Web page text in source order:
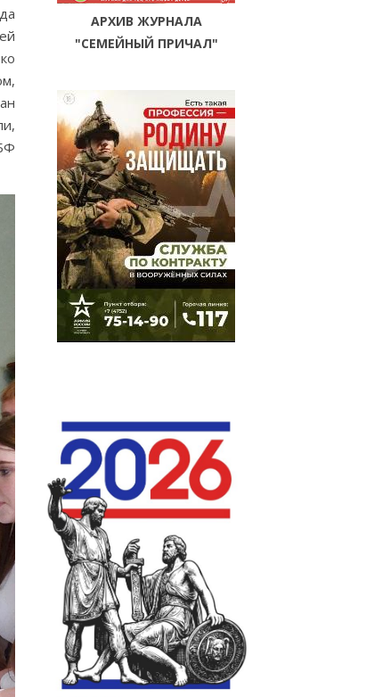
АРХИВ ЖУРНАЛА
"СЕМЕЙНЫЙ ПРИЧАЛ"